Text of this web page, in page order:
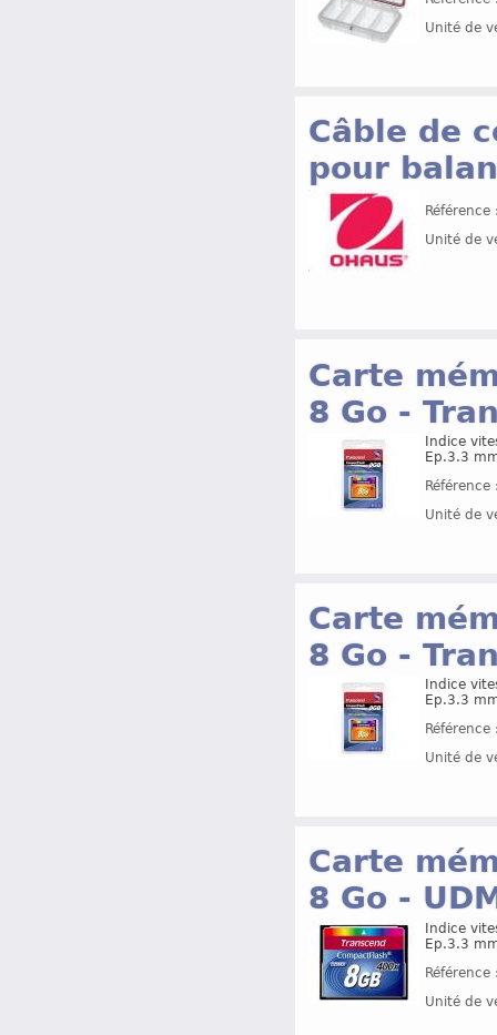
Unité de
Câble de
pour
Unité de
Carte
8 Go -
Indice
Ep.3.3
Unité de
Carte
8 Go -
Indice
Ep.3.3
Unité de
Carte
8 Go -
Indice
Ep.3.3
Unité de